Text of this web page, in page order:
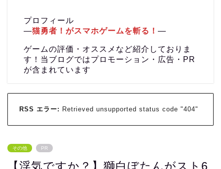
プロフィール
―猫勇者！がスマホゲームを斬る！―
ゲームの評価・オススメなど紹介しておりま
す！当ブログではプロモーション・広告・PR
が含まれています
RSS エラー: Retrieved unsupported status code "404"
その他 PR
【浮気ですか？】獅白ぼたんがスト6